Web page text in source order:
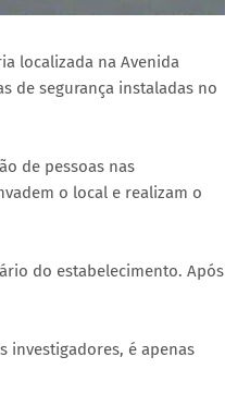
localizada na Avenida
de segurança instaladas no
de pessoas nas
o local e realizam o
do estabelecimento. Após
investigadores, é apenas